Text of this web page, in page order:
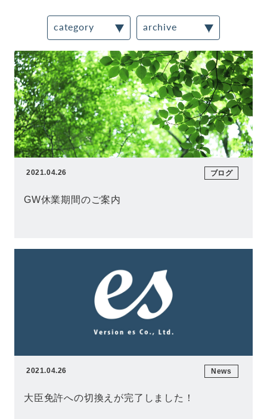
category archive
2021.04.26 ブログ
GW休業期間のご案内
2021.04.26 News
大臣免許への切換えが完了しました！